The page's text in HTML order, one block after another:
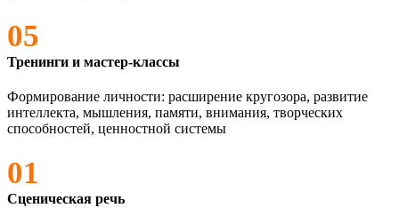
05
Тренинги и мастер-классы
Формирование личности: расширение кругозора, развитие
интеллекта, мышления, памяти, внимания, творческих
способностей, ценностной системы
01
Сценическая речь